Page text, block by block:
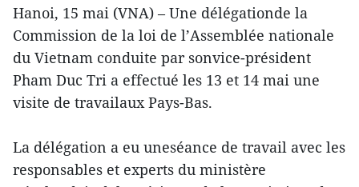
Hanoi, 15 mai (VNA) – Une délégationde la
Commission de la loi de l’Assemblée nationale
du Vietnam conduite par sonvice-président
Pham Duc Tri a effectué les 13 et 14 mai une
visite de travailaux Pays-Bas.
La délégation a eu uneséance de travail avec les
responsables et experts du ministère